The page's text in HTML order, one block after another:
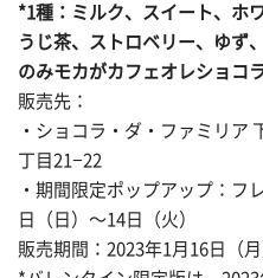
*1種：ミルク、スイート、ホ
うじ茶、ストロベリー、ゆず
のみモカがカフェオレショコ
販売先：
・ショコラ・ダ・ファミリア
丁目21−22
・期間限定ポップアップ：フ
日（日）〜14日（火）
販売期間：2023年1月16日（